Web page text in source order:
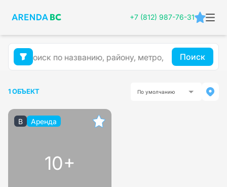
+7 (812) 987-76-31
Поиск
1 ОБЪЕКТ По умолчанию
B Аренда
10+